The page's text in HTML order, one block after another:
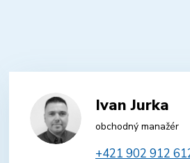
Ivan Jurka
obchodný manažér
+421 902 912